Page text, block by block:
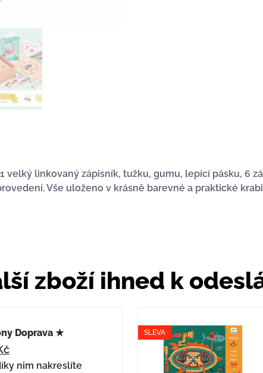
velký linkovaný zápisník, tužku, gumu, lepící pásku, 6
Vše uloženo v krásně barevné a praktické
zboží ihned k
Doprava ★
nim nakreslíte
SLEVA